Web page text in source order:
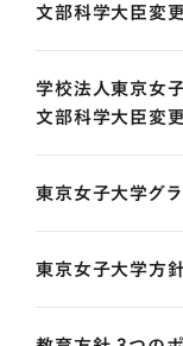
文部科学大臣変更
学校法人東京女
文部科学大臣変
東京女子大学グラ
東京女子大学方